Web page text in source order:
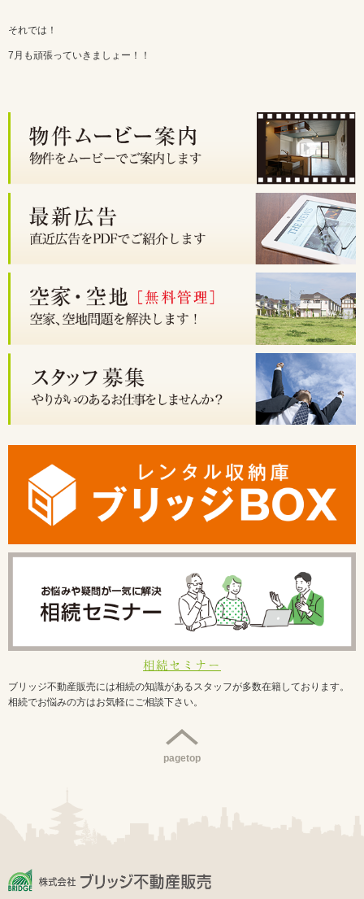
それでは！
7月も頑張っていきましょー！！
相続セミナー
ブリッジ不動産販売には相続の知識があるスタッフが多数在籍しております。
相続でお悩みの方はお気軽にご相談下さい。
pagetop